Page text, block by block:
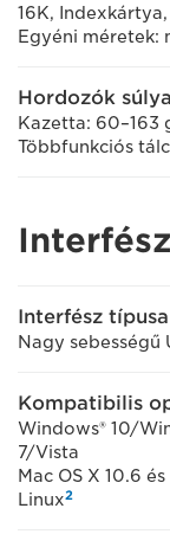
16K,
Egyéni méretek:
Hordozók súlya
Kazetta: 60–163
Többfunkciós
Interfész típusa
Nagy sebességű
Kompatibilis
Windows® 10/
7/Vista
Mac OS X 10.6
Linux2